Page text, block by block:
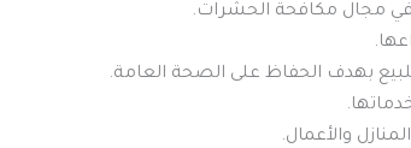
في مجال مكافحة الحشرات.
بهدف الحفاظ على الصحة العامة.
والأعمال.